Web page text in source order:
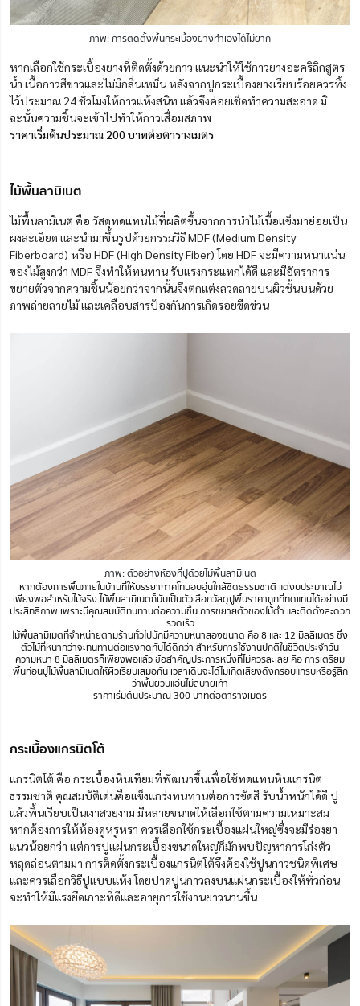
ภาพ: การติดตั้งพื้นกระเบื้องยางทำเองได้ไม่ยาก
หากเลือกใช้กระเบื้องยางที่ติดตั้งด้วยกาว แนะนำให้ใช้กาวยางอะคริลิกสูตร
น้ำ เนื้อกาวสีขาวและไม่มีกลิ่นเหม็น หลังจากปูกระเบื้องยางเรียบร้อยควรทิ้ง
ไว้ประมาณ 24 ชั่วโมงให้กาวแห้งสนิท แล้วจึงค่อยเช็ดทำความสะอาด มิ
ฉะนั้นความชื้นจะเข้าไปทำให้กาวเสื่อมสภาพ
ราคาเริ่มต้นประมาณ 200 บาทต่อตารางเมตร
ไม้พื้นลามิเนต
ไม้พื้นลามิเนต คือ วัสดุทดแทนไม้ที่ผลิตขึ้นจากการนำไม้เนื้อแข็งมาย่อยเป็น
ผงละเอียด และนำมาขึ้นรูปด้วยกรรมวิธี MDF (Medium Density
Fiberboard) หรือ HDF (High Density Fiber) โดย HDF จะมีความหนาแน่น
ของไม้สูงกว่า MDF จึงทำให้ทนทาน รับแรงกระแทกได้ดี และมีอัตราการ
ขยายตัวจากความชื้นน้อยกว่าจากนั้นจึงตกแต่งลวดลายบนผิวชั้นบนด้วย
ภาพถ่ายลายไม้ และเคลือบสารป้องกันการเกิดรอยขีดข่วน
ภาพ: ตัวอย่างห้องที่ปูด้วยไม้พื้นลามิเนต
หากต้องการพื้นภายในบ้านที่ให้บรรยากาศโทนอบอุ่นใกล้ชิดธรรมชาติ แต่งบประมาณไม่
เพียงพอสำหรับไม้จริง ไม้พื้นลามิเนตก็นับเป็นตัวเลือกวัสดุปูพื้นราคาถูกที่ทดแทนได้อย่างมี
ประสิทธิภาพ เพราะมีคุณสมบัติทนทานต่อความชื้น การขยายตัวของไม้ต่ำ และติดตั้งสะดวก
รวดเร็ว
ไม้พื้นลามิเมตที่จำหน่ายตามร้านทั่วไปมักมีความหนาสองขนาด คือ 8 และ 12 มิลลิเมตร ซึ่ง
ตัวไม้ที่หนากว่าจะทนทานต่อแรงกดทับได้ดีกว่า สำหรับการใช้งานปกติในชีวิตประจำวัน
ความหนา 8 มิลลิเมตรก็เพียงพอแล้ว ข้อสำคัญประการหนึ่งที่ไม่ควรละเลย คือ การเตรียม
พื้นก่อนปูไม้พื้นลามิเนตให้ผิวเรียบเสมอกัน เวลาเดินจะได้ไม่เกิดเสียงดังกรอบแกรบหรือรู้สึก
ว่าพื้นยวบแอ่นไม่สบายเท้า
ราคาเริ่มต้นประมาณ 300 บาทต่อตารางเมตร
กระเบื้องแกรนิตโต้
แกรนิตโต้ คือ กระเบื้องหินเทียมที่พัฒนาขึ้นเพื่อใช้ทดแทนหินแกรนิต
ธรรมชาติ คุณสมบัติเด่นคือแข็งแกร่งทนทานต่อการขัดสี รับน้ำหนักได้ดี ปู
แล้วพื้นเรียบเป็นเงาสวยงาม มีหลายขนาดให้เลือกใช้ตามความเหมาะสม
หากต้องการให้ห้องดูหรูหรา ควรเลือกใช้กระเบื้องแผ่นใหญ่ซึ่งจะมีร่องยา
แนวน้อยกว่า แต่การปูแผ่นกระเบื้องขนาดใหญ่ก็มักพบปัญหาการโก่งตัว
หลุดล่อนตามมา การติดตั้งกระเบื้องแกรนิตโต้จึงต้องใช้ปูนกาวชนิดพิเศษ
และควรเลือกวิธีปูแบบแห้ง โดยปาดปูนกาวลงบนแผ่นกระเบื้องให้ทั่วก่อน
จะทำให้มีแรงยึดเกาะที่ดีและอายุการใช้งานยาวนานขึ้น